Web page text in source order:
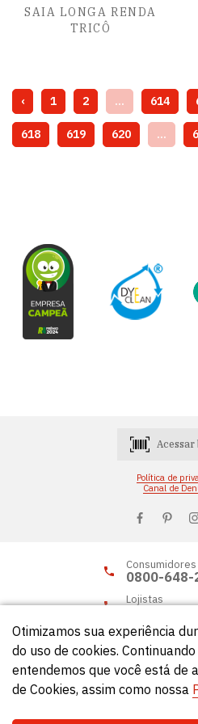
SAIA LONGA RENDA
TRICÔ
‹ 1 2 ... 614
618 619 620 ...
Acessar
Política de
Canal de
Consumidores
0800-648-
Lojistas
© Círculo 2026 - Todos os
Otimizamos sua experiência
do uso de cookies.
entendemos que você está de
de Cookies, assim como nossa